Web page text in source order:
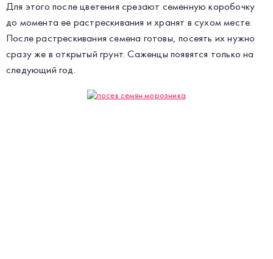
Для этого после цветения срезают семенную коробочку
до момента ее растрескивания и хранят в сухом месте.
После растрескивания семена готовы, посеять их нужно
сразу же в открытый грунт. Саженцы появятся только на
следующий год.